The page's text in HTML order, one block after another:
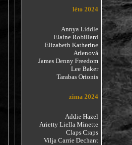
léto 2024
Annya Liddle
Elaine Robillard
Elizabeth Katherine
Arlenová
James Denny Freedom
Lee Baker
Tarabas Orionis
zima 2024
Addie Hazel
Arietty Liella Minette
Claps Craps
Vilja Carrie Dechant